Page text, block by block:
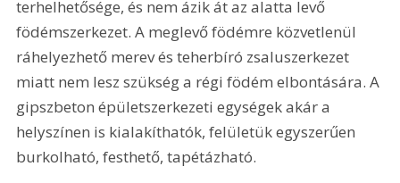
terhelhetősége, és nem ázik át az alatta levő
födémszerkezet. A meglevő födémre közvetlenül
ráhelyezhető merev és teherbíró zsaluszerkezet
miatt nem lesz szükség a régi födém elbontására. A
gipszbeton épületszerkezeti egységek akár a
helyszínen is kialakíthatók, felületük egyszerűen
burkolható, festhető, tapétázható.